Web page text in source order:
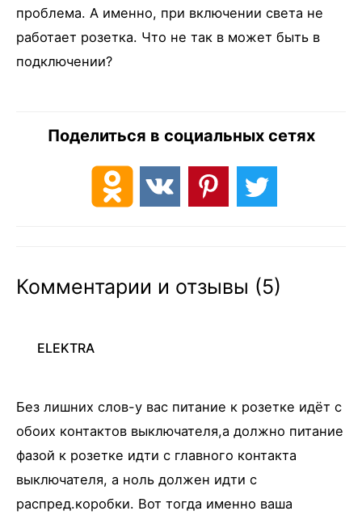
проблема. А именно, при включении света не
работает розетка. Что не так в может быть в
подключении?
Поделиться в социальных сетях
Комментарии и отзывы (5)
ELEKTRA
Без лишних слов-у вас питание к розетке идёт с
обоих контактов выключателя,а должно питание
фазой к розетке идти с главного контакта
выключателя, а ноль должен идти с
распред.коробки. Вот тогда именно ваша